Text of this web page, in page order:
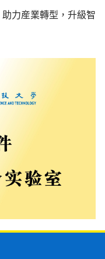
力産業轉型，升級智